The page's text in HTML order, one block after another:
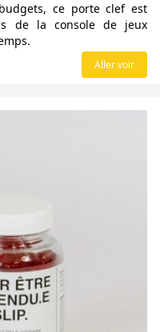
ce porte clef est
de la console de jeux
Aller voir